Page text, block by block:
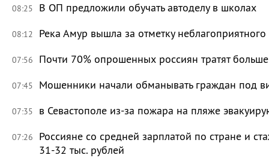
08:25 В ОП предложили обучать автоделу в школах
08:12 Река Амур вышла за отметку
07:56 Почти 70% опрошенных россиян тратят
07:45 Мошенники начали обманывать граждан под
07:35 в Севастополе из-за пожара на пляже
07:26
Россияне со средней зарплатой по стране и
31-32 тыс. рублей